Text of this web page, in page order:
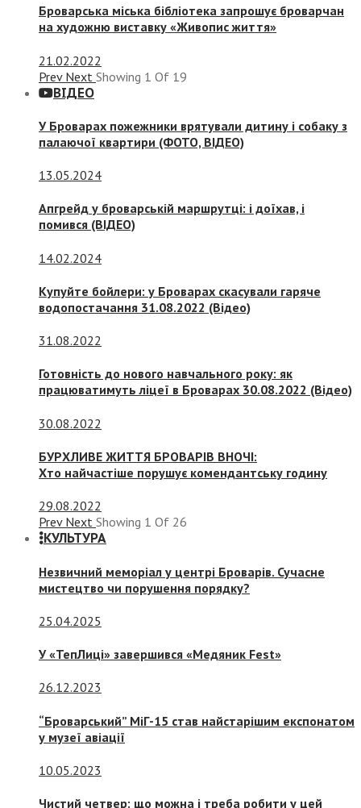
Броварська міська бібліотека запрошує броварчан
на художню виставку «Живопис життя»
21.02.2022
Prev Next Showing 1 Of 19
ВІДЕО
У Броварах пожежники врятували дитину і собаку з
палаючої квартири (ФОТО, ВІДЕО)
13.05.2024
Апгрейд у броварській маршрутці: і доїхав, і
помився (ВІДЕО)
14.02.2024
Купуйте бойлери: у Броварах скасували гаряче
водопостачання 31.08.2022 (Відео)
31.08.2022
Готовність до нового навчального року: як
працюватимуть ліцеї в Броварах 30.08.2022 (Відео)
30.08.2022
БУРХЛИВЕ ЖИТТЯ БРОВАРІВ ВНОЧІ:
Хто найчастіше порушує комендантську годину
29.08.2022
Prev Next Showing 1 Of 26
КУЛЬТУРА
Незвичний меморіал у центрі Броварів. Сучасне
мистецтво чи порушення порядку?
25.04.2025
У «ТепЛиці» завершився «Медяник Fest»
26.12.2023
“Броварський” МіГ-15 став найстарішим експонатом
у музеї авіації
10.05.2023
Чистий четвер: що можна і треба робити у цей